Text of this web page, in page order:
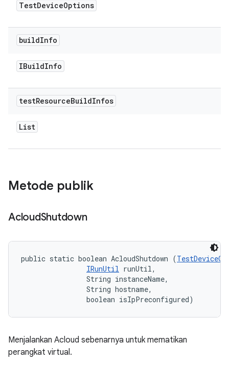
TestDeviceOptions
buildInfo
IBuildInfo
testResourceBuildInfos
List
Metode publik
AcloudShutdown
public static boolean AcloudShutdown (
IRunUtil runUtil,
                String instanceName,
                String hostname,
                boolean isIpPreconfigured)
Menjalankan Acloud sebenarnya untuk mematikan
perangkat virtual.